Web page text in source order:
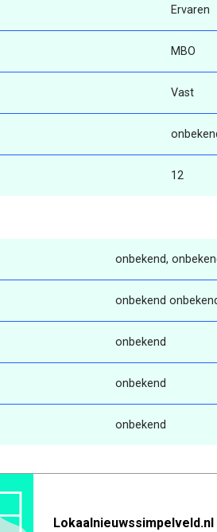
Ervaren
MBO
Vast
12
onbekend,
onbekend
onbekend
onbekend
onbekend
Lokaalnieuwssimpelveld.nl